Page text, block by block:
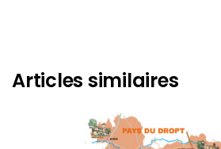
Articles similaires